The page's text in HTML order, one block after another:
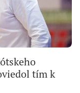
tím k